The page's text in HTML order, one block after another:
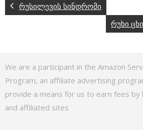
რუსილევის სინდრომი
რუხი
We are a participant in the Amazon
Program, an affiliate advertising
provide a means for us to earn fees by
and affiliated sites